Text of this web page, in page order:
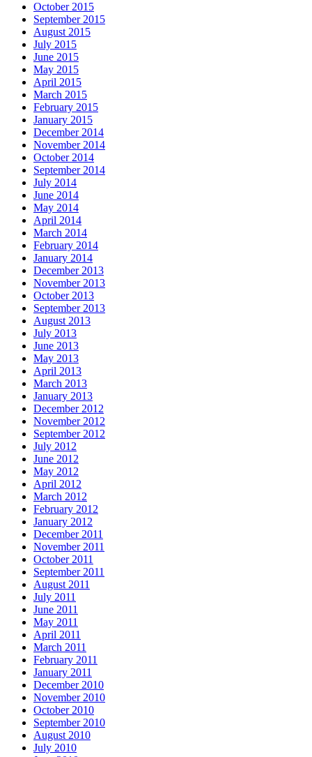
October 2015
September 2015
August 2015
July 2015
June 2015
May 2015
April 2015
March 2015
February 2015
January 2015
December 2014
November 2014
October 2014
September 2014
July 2014
June 2014
May 2014
April 2014
March 2014
February 2014
January 2014
December 2013
November 2013
October 2013
September 2013
August 2013
July 2013
June 2013
May 2013
April 2013
March 2013
January 2013
December 2012
November 2012
September 2012
July 2012
June 2012
May 2012
April 2012
March 2012
February 2012
January 2012
December 2011
November 2011
October 2011
September 2011
August 2011
July 2011
June 2011
May 2011
April 2011
March 2011
February 2011
January 2011
December 2010
November 2010
October 2010
September 2010
August 2010
July 2010